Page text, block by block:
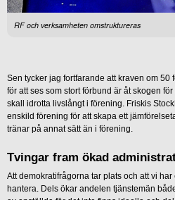
RF och verksamheten omstruktureras
Sen tycker jag fortfarande att kraven om
för att ses som stort förbund är åt skogen
skall idrotta livslångt i förening. Friskis
enskild förening för att skapa ett
tränar på annat sätt än i förening.
Tvingar fram ökad
Att demokratifrågorna tar plats och att vi
hantera. Dels ökar andelen tjänstemän